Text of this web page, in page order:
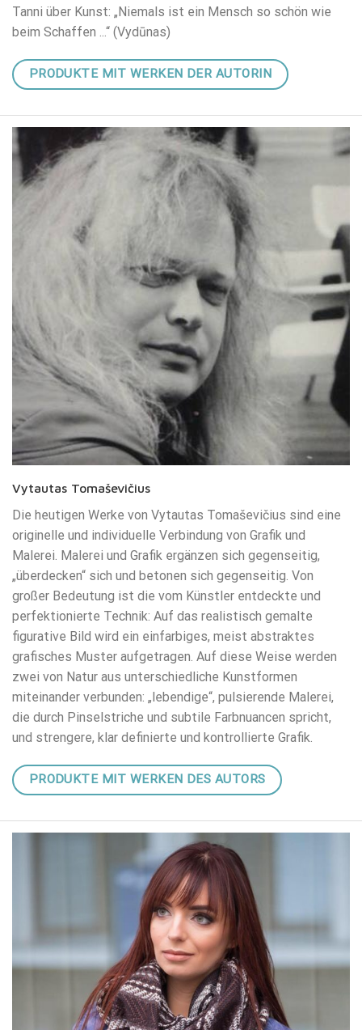
Tanni über Kunst: „Niemals ist ein Mensch so schön wie
beim Schaffen ...“ (Vydūnas)
PRODUKTE MIT WERKEN DER AUTORIN
Vytautas Tomaševičius
Die heutigen Werke von Vytautas Tomaševičius sind eine
originelle und individuelle Verbindung von Grafik und
Malerei. Malerei und Grafik ergänzen sich gegenseitig,
„überdecken“ sich und betonen sich gegenseitig. Von
großer Bedeutung ist die vom Künstler entdeckte und
perfektionierte Technik: Auf das realistisch gemalte
figurative Bild wird ein einfarbiges, meist abstraktes
grafisches Muster aufgetragen. Auf diese Weise werden
zwei von Natur aus unterschiedliche Kunstformen
miteinander verbunden: „lebendige“, pulsierende Malerei,
die durch Pinselstriche und subtile Farbnuancen spricht,
und strengere, klar definierte und kontrollierte Grafik.
PRODUKTE MIT WERKEN DES AUTORS